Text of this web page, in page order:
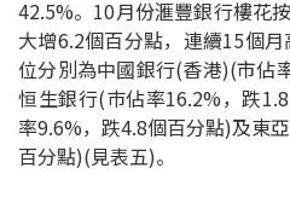
裝修·保險優惠
免費裝修轉介服務
裝修設計專欄
42.5%。10月份滙豐銀行樓花
大增6.2個百分點，連續15個
位分別為中國銀行(香港)(市佔
恒生銀行(巿佔率16.2%，跌
率9.6%，跌4.8個百分點)及東
百分點)(見表五)。